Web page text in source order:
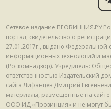
Сетевое издание ПРОВИНЦИЯ.РУ
портал, свидетельство о
27.01.2017г., выдано Федеральной
информационных технологий и
(Роскомнадзор). Учредитель:
ответственностью Издательский
сайта Лифанцев Дмитрий
материалы, размещенные на
ООО ИД «Провинция» и не могут